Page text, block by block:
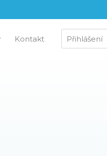
Kontakt Přihlášení